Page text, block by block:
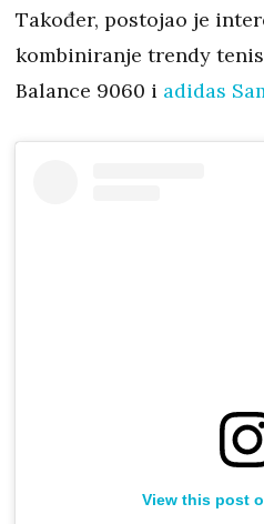
Također, postojao je
kombiniranje trendy
Balance 9060 i adidas
View this post